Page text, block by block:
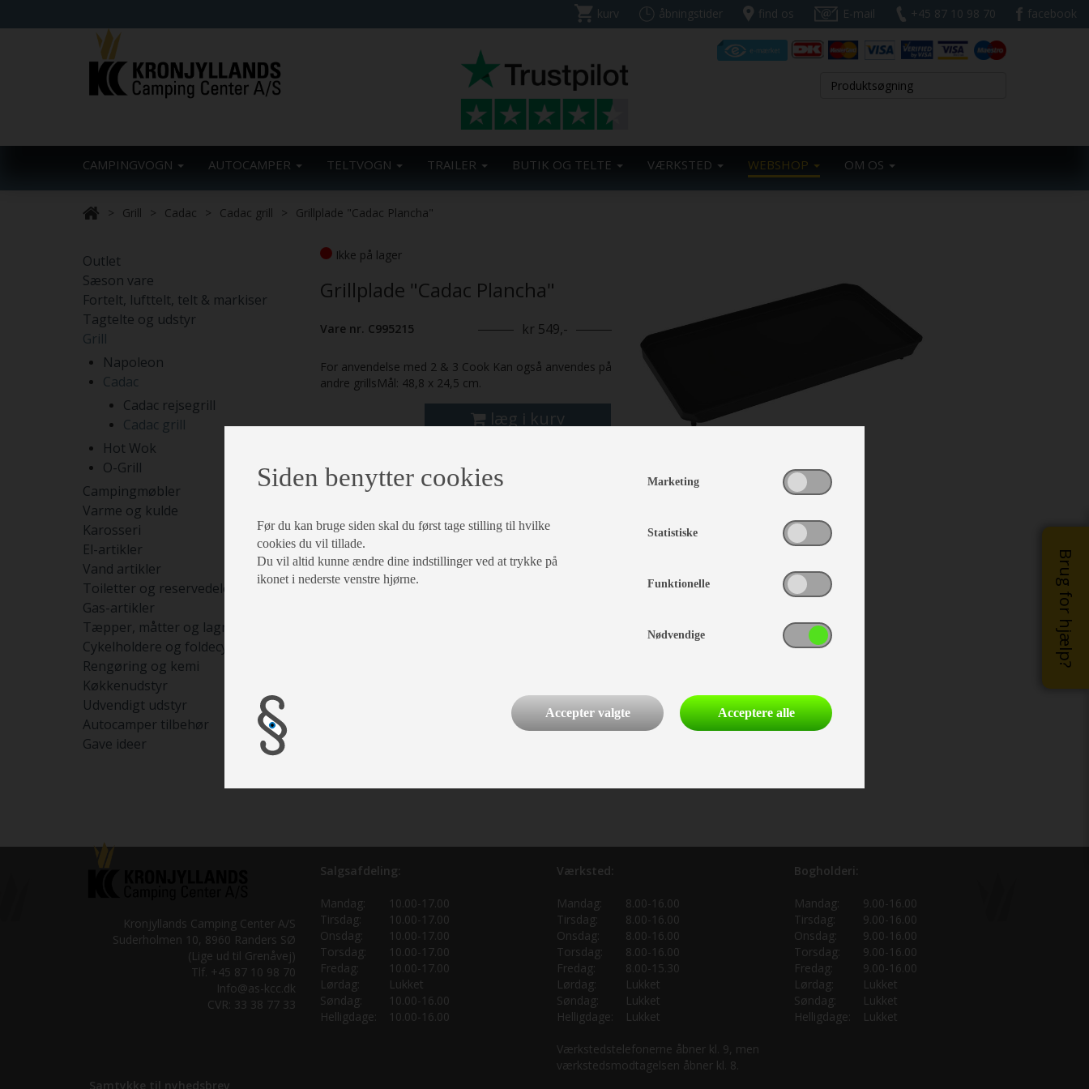
kurv åbningstider find os E-mail +45 87 10 98 70 facebook
CAMPINGVOGN AUTOCAMPER TELTVOGN TRAILER BUTIK OG TELTE VÆRKSTED WEBSHOP OM OS
Brug for hjælp?
Grill Cadac Cadac grill Grillplade "Cadac Plancha"
Outlet
Sæson vare
Fortelt, lufttelt, telt & markiser
Tagtelte og udstyr
Grill
Napoleon
Cadac
Cadac rejsegrill
Cadac grill
Hot Wok
O-Grill
Campingmøbler
Varme og kulde
Karosseri
El-artikler
Vand artikler
Toiletter og reservedele
Gas-artikler
Tæpper, måtter og lagner
Cykelholdere og foldecykler
Rengøring og kemi
Køkkenudstyr
Udvendigt udstyr
Autocamper tilbehør
Gave ideer
Ikke på lager
Grillplade "Cadac Plancha"
Vare nr. C995215 kr 549,-
For anvendelse med 2 & 3 Cook Kan også anvendes på
andre grillsMål: 48,8 x 24,5 cm.
læg i kurv
Kronjyllands Camping Center A/S
Suderholmen 10, 8960 Randers SØ
(Lige ud til Grenåvej)
Tlf. +45 87 10 98 70
Info@as-kcc.dk
CVR: 33 38 77 33
Samtykke til nyhedsbrev
Salgsafdeling:
Mandag:
10.00-17.00
Tirsdag:
10.00-17.00
Onsdag:
10.00-17.00
Torsdag:
10.00-17.00
Fredag:
10.00-17.00
Lørdag:
Lukket
Søndag:
10.00-16.00
Helligdage:
10.00-16.00
Værksted:
Mandag:
8.00-16.00
Tirsdag:
8.00-16.00
Onsdag:
8.00-16.00
Torsdag:
8.00-16.00
Fredag:
8.00-15.30
Lørdag:
Lukket
Søndag:
Lukket
Helligdage:
Lukket
Værkstedstelefonerne åbner kl. 9, men
værkstedsmodtagelsen åbner kl. 8.
Bogholderi:
Mandag:
9.00-16.00
Tirsdag:
9.00-16.00
Onsdag:
9.00-16.00
Torsdag:
9.00-16.00
Fredag:
9.00-16.00
Lørdag:
Lukket
Søndag:
Lukket
Helligdage:
Lukket
Siden benytter cookies
Før du kan bruge siden skal du først tage stilling til hvilke
cookies du vil tillade.
Du vil altid kunne ændre dine indstillinger ved at trykke på
ikonet i nederste venstre hjørne.
Marketing
Statistiske
Funktionelle
Nødvendige
Accepter valgte Acceptere alle